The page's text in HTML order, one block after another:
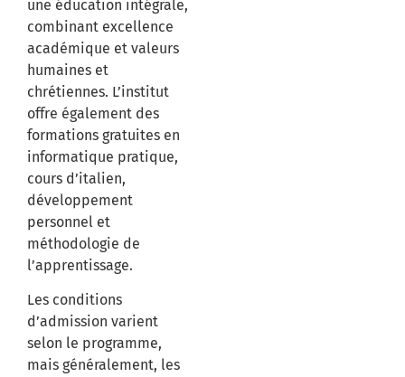
une éducation intégrale,
combinant excellence
académique et valeurs
humaines et
chrétiennes. L’institut
offre également des
formations gratuites en
informatique pratique,
cours d’italien,
développement
personnel et
méthodologie de
l’apprentissage.
Les conditions
d’admission varient
selon le programme,
mais généralement, les